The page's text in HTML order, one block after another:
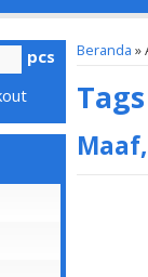
Beranda »
Tags
pcs